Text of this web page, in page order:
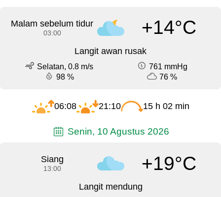
Malam sebelum tidur
03:00 +14°C
Langit awan rusak
Selatan, 0.8 m/s
761 mmHg
98 %
76 %
06:08 21:10 15 h 02 min
Senin, 10 Agustus 2026
Siang
13:00 +19°C
Langit mendung